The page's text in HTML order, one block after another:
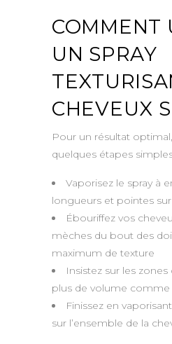
COMMENT
UN SPRAY
CHEVEUX
Pour un résultat
quelques étapes
Vaporisez le spray à
longueurs et pointes
Ébouriffez vos
mèches du bout des
maximum de texture
Insistez sur les
plus de volume comme
Finissez en
sur l’ensemble de la